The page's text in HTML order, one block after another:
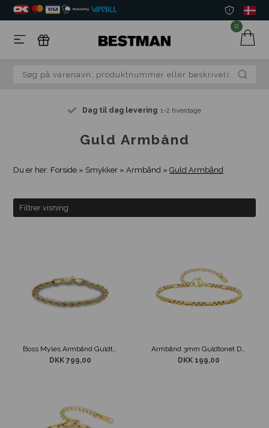
0
Dag til dag levering 1-2 hverdage
Guld Armbånd
Du er her: Forside » Smykker »Armbånd »Guld Armbånd
Filtrer visning
Boss Myles Armbånd Guldtone
DKK 799,00
Armbånd 3mm Guldtonet Design
DKK 199,00